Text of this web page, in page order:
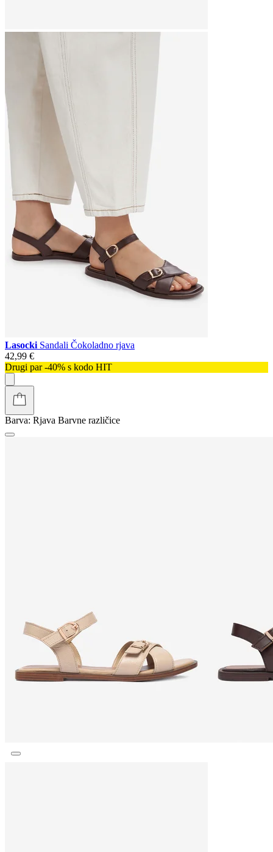
Lasocki Sandali Čokoladno rjava
42,99 €
Drugi par -40% s kodo HIT
Barva: Rjava Barvne različice